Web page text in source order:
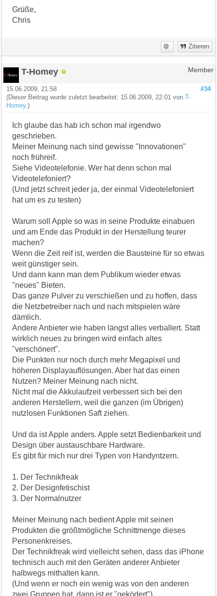
Grüße,
Chris
Zitieren
T-Homey Member
#34
15.06.2009, 21:58
(Dieser Beitrag wurde zuletzt bearbeitet: 15.06.2009, 22:01 vonT-
Homey.)
Ich glaube das hab ich schon mal irgendwo
geschrieben.
Meiner Meinung nach sind gewisse "Innovationen"
noch frühreif.
Siehe Videotelefonie. Wer hat denn schon mal
Videotelefoniert?
(Und jetzt schreit jeder ja, der einmal Videotelefoniert
hat um es zu testen)
Warum soll Apple so was in seine Produkte einabuen
und am Ende das Produkt in der Herstellung teurer
machen?
Wenn die Zeit reif ist, werden die Bausteine für so etwas
weit günstiger sein.
Und dann kann man dem Publikum wieder etwas
"neues" Bieten.
Das ganze Pulver zu verschießen und zu hoffen, dass
die Netzbetreiber nach und nach mitspielen wäre
dämlich.
Andere Anbieter wie haben längst alles verballert. Statt
wirklich neues zu bringen wird einfach altes
"verschönert".
Die Punkten nur noch durch mehr Megapixel und
höheren Displayauflösungen. Aber hat das einen
Nutzen? Meiner Meinung nach nicht.
Nicht mal die Akkulaufzeit verbessert sich bei den
anderen Herstellern, weil die ganzen (im Übrigen)
nutzlosen Funktionen Saft ziehen.
Und da ist Apple anders. Apple setzt Bedienbarkeit und
Design über austauschbare Hardware.
Es gibt für mich nur drei Typen von Handyntzern.
1. Der Technikfreak
2. Der Designfetischist
3. Der Normalnutzer
Meiner Meinung nach bedient Apple mit seinen
Produkten die größtmögliche Schnittmenge dieses
Personenkreises.
Der Technikfreak wird vielleicht sehen, dass das iPhone
technisch auch mit den Geräten anderer Anbieter
halbwegs mithalten kann.
(Und wenn er noch ein wenig was von den anderen
zwei Gruppen hat, dann ist er "geködert").